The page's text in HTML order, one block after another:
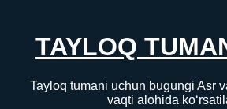
TAYLOQ
Tayloq tumani uchun bugungi Asr
vaqti alohida